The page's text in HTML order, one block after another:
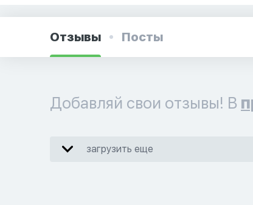
Отзывы Посты
Добавляй свои отзывы! В
загрузить еще